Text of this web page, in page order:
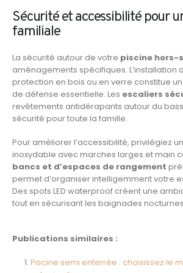
Sécurité et accessibilité pour
familiale
La sécurité autour de votre piscine hors-
aménagements spécifiques. L’installation
protection en bois ou en verre constitue
de défense essentielle. Les escaliers
revêtements antidérapants autour du
sécurité pour toute la famille.
Pour améliorer l’accessibilité, privilégiez
inoxydable avec marches larges et main
bancs et d’espaces de rangement
permet d’organiser intelligemment votre
Des spots LED waterproof créent une
tout en sécurisant les baignades
Publications similaires :
Piscine semi enterrée : choisissez le